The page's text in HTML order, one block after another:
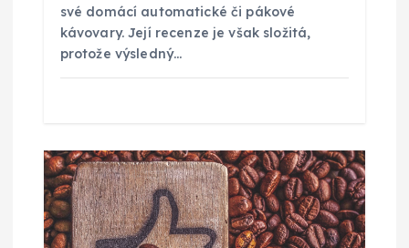
své domácí automatické či pákové
kávovary. Její recenze je však složitá,
protože výsledný…